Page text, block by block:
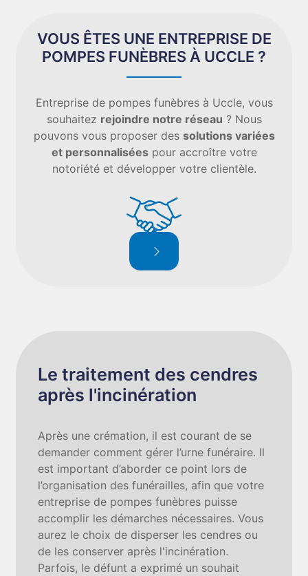
VOUS ÊTES UNE ENTREPRISE DE
POMPES FUNÈBRES À UCCLE ?
Entreprise de pompes funèbres à Uccle, vous
souhaitez rejoindre notre réseau ? Nous
pouvons vous proposer des solutions variées
et personnaliséespour accroître votre
notoriété et développer votre clientèle.
Le traitement des cendres
après l'incinération
Après une crémation, il est courant de se
demander comment gérer l’urne funéraire. Il
est important d’aborder ce point lors de
l’organisation des funérailles, afin que votre
entreprise de pompes funèbres puisse
accomplir les démarches nécessaires. Vous
aurez le choix de disperser les cendres ou
de les conserver après l'incinération.
Parfois, le défunt a exprimé un souhait